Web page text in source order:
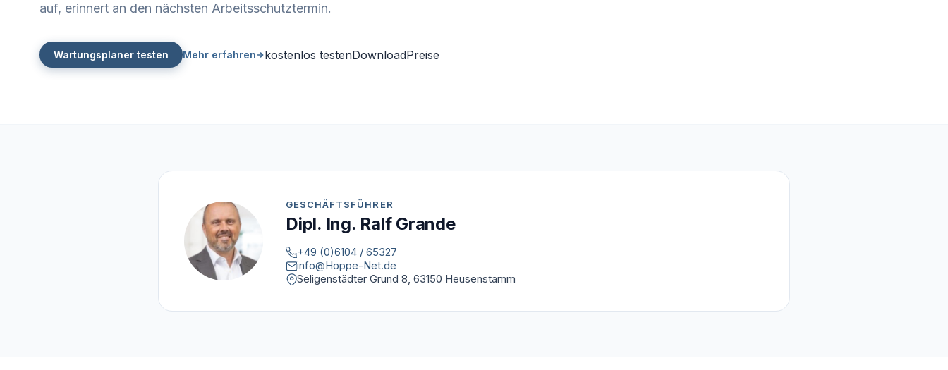
auf, erinnert an den nächsten Arbeitsschutztermin.
Wartungsplaner testen Mehr erfahren kostenlos testenDownloadPreise
GESCHÄFTSFÜHRER
Dipl. Ing. Ralf Grande
+49 (0)6104 / 65327
info@Hoppe-Net.de
Seligenstädter Grund 8, 63150 Heusenstamm